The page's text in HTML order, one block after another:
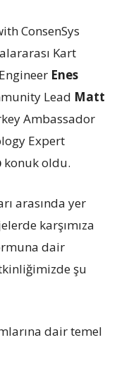
ConsenSys
Kart
Enes
Lead Matt
Ambassador
Expert
konuk oldu.
arasında yer
karşımıza
dair
şu
dair temel